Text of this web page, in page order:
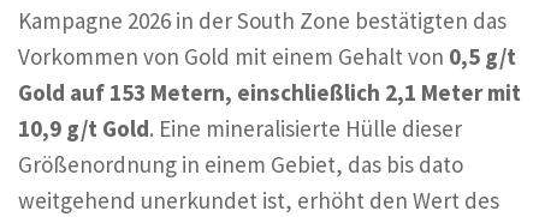
Kampagne 2026 in der South Zone bestätigten das
Vorkommen von Gold mit einem Gehalt von 0,5 g/t
Gold auf 153 Metern, einschließlich 2,1 Meter mit
10,9 g/t Gold. Eine mineralisierte Hülle dieser
Größenordnung in einem Gebiet, das bis dato
weitgehend unerkundet ist, erhöht den Wert des